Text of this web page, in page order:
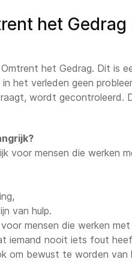
het Gedrag
Omtrent het Gedrag. Dit is
het verleden geen
wordt
voor mensen die werken
van hulp.
mensen die werken
iemand nooit iets fout
om bewust te worden